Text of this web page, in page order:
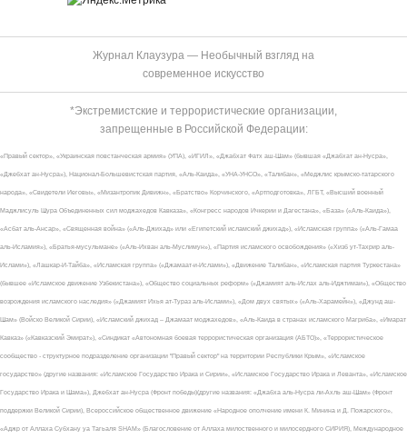
Журнал Клаузура — Необычный взгляд на
современное искусство
*Экстремистские и террористические организации,
запрещенные в Российской Федерации:
«Правый сектор», «Украинская повстанческая армия» (УПА), «ИГИЛ», «Джабхат Фатх аш-Шам» (бывшая «Джабхат ан-Нусра»,
«Джебхат ан-Нусра»), Национал-Большевистская партия, «Аль-Каида», «УНА-УНСО», «Талибан», «Меджлис крымско-татарского
народа», «Свидетели Иеговы», «Мизантропик Дивижн», «Братство» Корчинского, «Артподготовка», ЛГБТ, «Высший военный
Маджлисуль Шура Объединенных сил моджахедов Кавказа», «Конгресс народов Ичкерии и Дагестана», «База» («Аль-Каида»),
«Асбат аль-Ансар», «Священная война» («Аль-Джихад» или «Египетский исламский джихад»), «Исламская группа» («Аль-Гамаа
аль-Исламия»), «Братья-мусульмане» («Аль-Ихван аль-Муслимун»), «Партия исламского освобождения» («Хизб ут-Тахрир аль-
Ислами»), «Лашкар-И-Тайба», «Исламская группа» («Джамаат-и-Ислами»), «Движение Талибан», «Исламская партия Туркестана»
(бывшее «Исламское движение Узбекистана»), «Общество социальных реформ» («Джамият аль-Ислах аль-Иджтимаи»), «Общество
возрождения исламского наследия» («Джамият Ихья ат-Тураз аль-Ислами»), «Дом двух святых» («Аль-Харамейн»), «Джунд аш-
Шам» (Войско Великой Сирии), «Исламский джихад – Джамаат моджахедов», «Аль-Каида в странах исламского Магриба», «Имарат
Кавказ» («Кавказский Эмират»), «Синдикат «Автономная боевая террористическая организация (АБТО)», «Террористическое
сообщество - структурное подразделение организации "Правый сектор" на территории Республики Крым», «Исламское
государство» (другие названия: «Исламское Государство Ирака и Сирии», «Исламское Государство Ирака и Леванта», «Исламское
Государство Ирака и Шама»), Джебхат ан-Нусра (Фронт победы)(другие названия: «Джабха аль-Нусра ли-Ахль аш-Шам» (Фронт
поддержки Великой Сирии), Всероссийское общественное движение «Народное ополчение имени К. Минина и Д. Пожарского»,
«Аджр от Аллаха Субхану уа Тагьаля SHAM» (Благословение от Аллаха милоственного и милосердного СИРИЯ), Международное